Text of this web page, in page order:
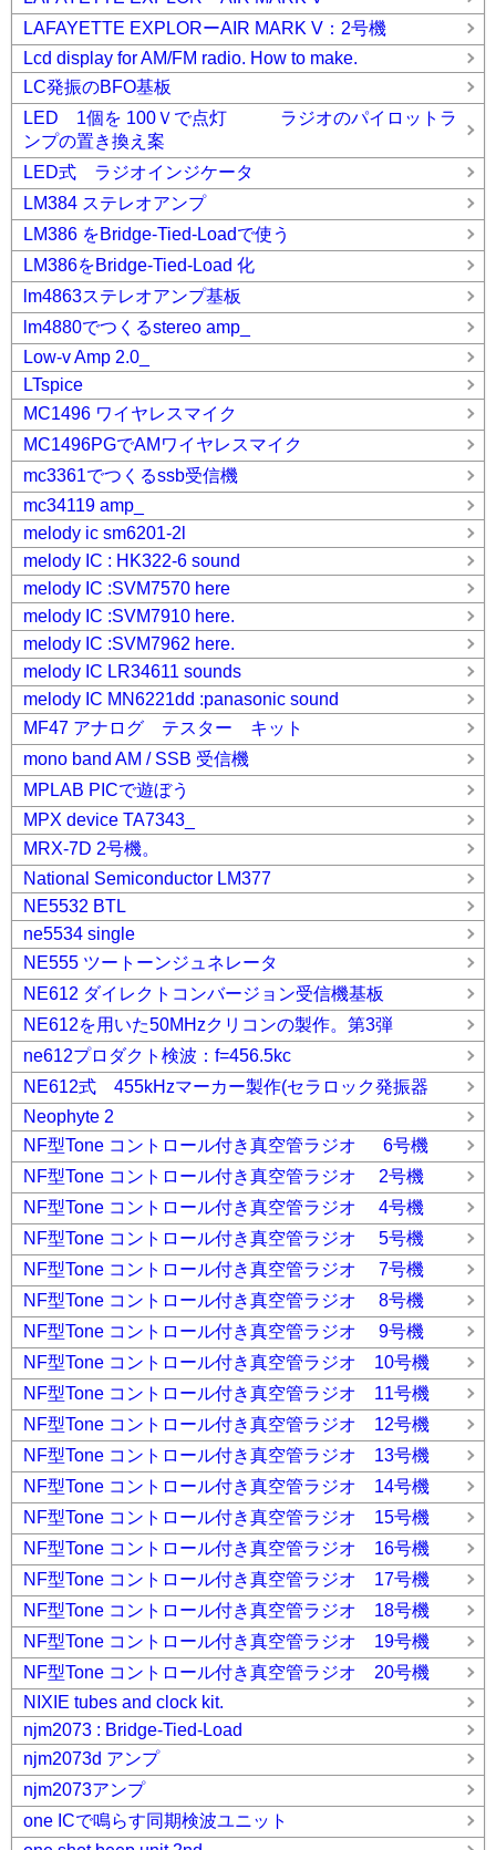
LAFAYETTE EXPLORーAIR MARK V：2号機
Lcd display for AM/FM radio. How to make.
LC発振のBFO基板
LED 1個を 100Ｖで点灯 ラジオのパイロットラ
ンプの置き換え案
LED式 ラジオインジケータ
LM384 ステレオアンプ
LM386 をBridge-Tied-Loadで使う
LM386をBridge-Tied-Load 化
lm4863ステレオアンプ基板
lm4880でつくるstereo amp_
Low-v Amp 2.0_
LTspice
MC1496 ワイヤレスマイク
MC1496PGでAMワイヤレスマイク
mc3361でつくるssb受信機
mc34119 amp_
melody ic sm6201-2l
melody IC : HK322-6 sound
melody IC :SVM7570 here
melody IC :SVM7910 here.
melody IC :SVM7962 here.
melody IC LR34611 sounds
melody IC MN6221dd :panasonic sound
MF47 アナログ テスター キット
mono band AM / SSB 受信機
MPLAB PICで遊ぼう
MPX device TA7343_
MRX-7D 2号機。
National Semiconductor LM377
NE5532 BTL
ne5534 single
NE555 ツートーンジュネレータ
NE612 ダイレクトコンバージョン受信機基板
NE612を用いた50MHzクリコンの製作。第3弾
ne612プロダクト検波：f=456.5kc
NE612式 455kHzマーカー製作(セラロック発振器
Neophyte 2
NF型Tone コントロール付き真空管ラジオ 6号機
NF型Tone コントロール付き真空管ラジオ 2号機
NF型Tone コントロール付き真空管ラジオ 4号機
NF型Tone コントロール付き真空管ラジオ 5号機
NF型Tone コントロール付き真空管ラジオ 7号機
NF型Tone コントロール付き真空管ラジオ 8号機
NF型Tone コントロール付き真空管ラジオ 9号機
NF型Tone コントロール付き真空管ラジオ 10号機
NF型Tone コントロール付き真空管ラジオ 11号機
NF型Tone コントロール付き真空管ラジオ 12号機
NF型Tone コントロール付き真空管ラジオ 13号機
NF型Tone コントロール付き真空管ラジオ 14号機
NF型Tone コントロール付き真空管ラジオ 15号機
NF型Tone コントロール付き真空管ラジオ 16号機
NF型Tone コントロール付き真空管ラジオ 17号機
NF型Tone コントロール付き真空管ラジオ 18号機
NF型Tone コントロール付き真空管ラジオ 19号機
NF型Tone コントロール付き真空管ラジオ 20号機
NIXIE tubes and clock kit.
njm2073 : Bridge-Tied-Load
njm2073d アンプ
njm2073アンプ
one ICで鳴らす同期検波ユニット